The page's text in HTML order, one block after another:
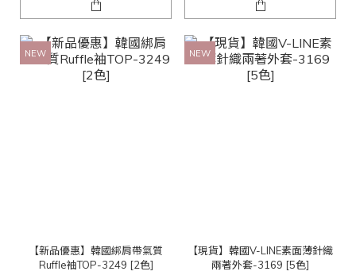
NEW
【新品優惠】韓國綁肩帶氣質
Ruffle袖TOP-3249 [2色]
NEW
【現貨】韓國V-LINE素面薄針織
兩著外套-3169 [5色]